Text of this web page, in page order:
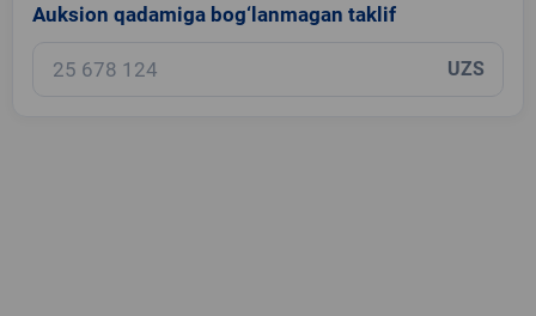
Auksion qadamiga bog‘lanmagan taklif
UZS